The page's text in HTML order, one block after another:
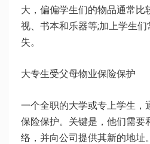
大，偏偏学生们的物品通常比
视、书本和乐器等;加上学生
失。
大专生受父母物业保险保护
一个全职的大学或专上学生，
保险保护。关键是，他们需要
络，并向公司提供其新的地址。